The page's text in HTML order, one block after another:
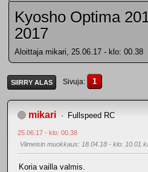
Kyosho Optima
2017
Aloittaja mikari, 25.06.17 - klo: 00.38
SIIRRY ALAS Sivuja 1
mikari Fullspeed RC
25.06.17 - klo: 00.38
Viimeisin muokkaus: 18.04.18 - klo: 10.01
Koria vailla valmis.